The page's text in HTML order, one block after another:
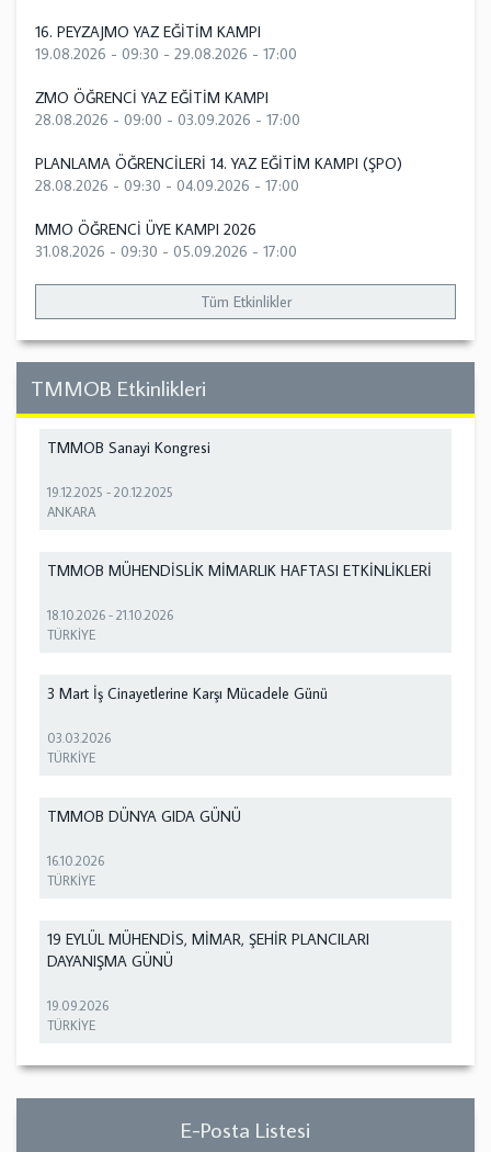
16. PEYZAJMO YAZ EĞİTİM KAMPI
19.08.2026 - 09:30 - 29.08.2026 - 17:00
ZMO ÖĞRENCİ YAZ EĞİTİM KAMPI
28.08.2026 - 09:00 - 03.09.2026 - 17:00
PLANLAMA ÖĞRENCİLERİ 14. YAZ EĞİTİM KAMPI (ŞPO)
28.08.2026 - 09:30 - 04.09.2026 - 17:00
MMO ÖĞRENCİ ÜYE KAMPI 2026
31.08.2026 - 09:30 - 05.09.2026 - 17:00
Tüm Etkinlikler
TMMOB Etkinlikleri
TMMOB Sanayi Kongresi
19.12.2025 -20.12.2025
ANKARA
TMMOB MÜHENDİSLİK MİMARLIK HAFTASI ETKİNLİKLERİ
18.10.2026 -21.10.2026
TÜRKİYE
3 Mart İş Cinayetlerine Karşı Mücadele Günü
03.03.2026
TÜRKİYE
TMMOB DÜNYA GIDA GÜNÜ
16.10.2026
TÜRKİYE
19 EYLÜL MÜHENDİS, MİMAR, ŞEHİR PLANCILARI
DAYANIŞMA GÜNÜ
19.09.2026
TÜRKİYE
E-Posta Listesi